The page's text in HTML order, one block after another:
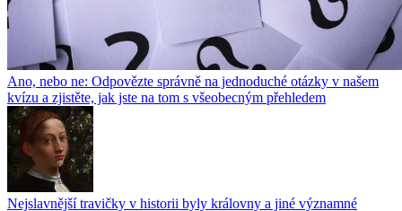
Ano, nebo ne: Odpovězte správně na jednoduché otázky v našem
kvízu a zjistěte, jak jste na tom s všeobecným přehledem
Nejslavnější travičky v historii byly královny a jiné významné